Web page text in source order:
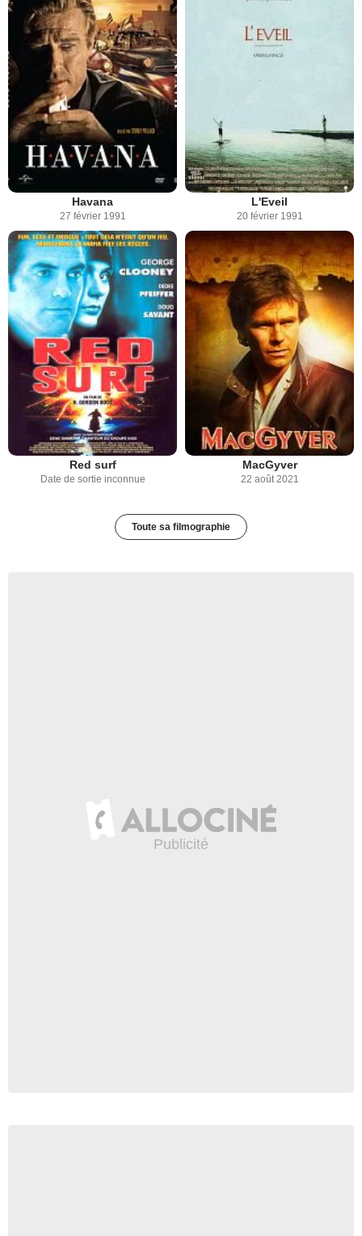
Havana
27 février 1991
L'Eveil
20 février 1991
Red surf
Date de sortie inconnue
MacGyver
22 août 2021
Toute sa filmographie